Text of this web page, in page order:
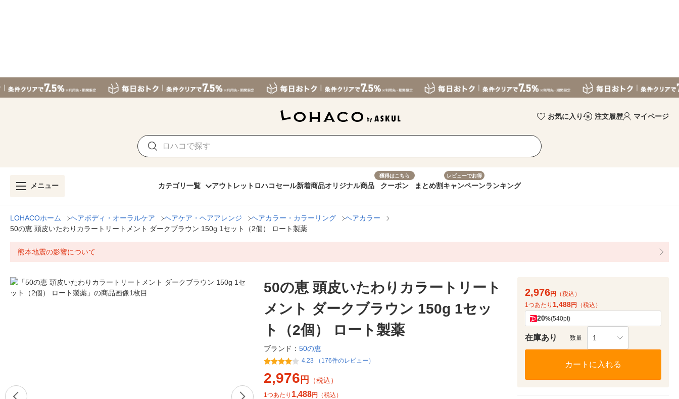
お気に入り 注文履歴 マイページ
メニュー カテゴリ一覧 アウトレット ロハコセール新着商品オリジナル商品
獲得はこちら
クーポン まとめ割
レビューでお得
キャンペーンランキング
LOHACOホーム ヘアボディ・オーラルケア ヘアケア・ヘアアレンジ ヘアカラー・カラーリング
ヘアカラー
50の恵 頭皮いたわりカラートリートメント ダークブラウン 150g 1セット（2個） ロート製薬
熊本地震の影響について
50の恵 頭皮いたわりカラートリート
メント ダークブラウン 150g 1セッ
ト（2個） ロート製薬
ブランド： 50の恵
4.23 （176件のレビュー）
2,976 円 （税込）
1つあたり 1,488円 （税込）
2,976円
（税込）
1つあたり 1,488円 （税込）
20%(540pt)
在庫あり 数量 1
カートに入れる